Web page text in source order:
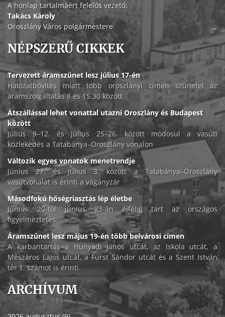
A honlap tartalmáért felelős vezető:
Takács Károly
Oroszlány Város polgármestere
NÉPSZERŰ CIKKEK
Tervezett áramszünet lesz július 17-én
Hálózatbővítés miatt több oroszlányi címen szünetel az
áramszolgáltatás 8 és 15.30 között
Átszállással lehet vonattal utazni Oroszlány és Budapest
között
Július 9–12. és július 25–26. között módosul a vasúti
közlekedés a Tatabánya–Oroszlány vonalon
Változik egyes vonatok menetrendje
Június 27. és július 3. között a Tatabánya–Oroszlány
vasútvonalat is érinti a vágányzár
Másodfokú hőségriasztás lép életbe
Június 20-tól június 23-án éjfélig tart az országos
figyelmeztetés
Áramszünet lesz május 19-én több belvárosi címen
A karbantartás a Hunyadi János utcát, az Iskola utcát, a
Mészáros Lajos utcát, a Fürst Sándor utcát és a Szent István
tér 1. számot is érinti.
ARCHÍVUM